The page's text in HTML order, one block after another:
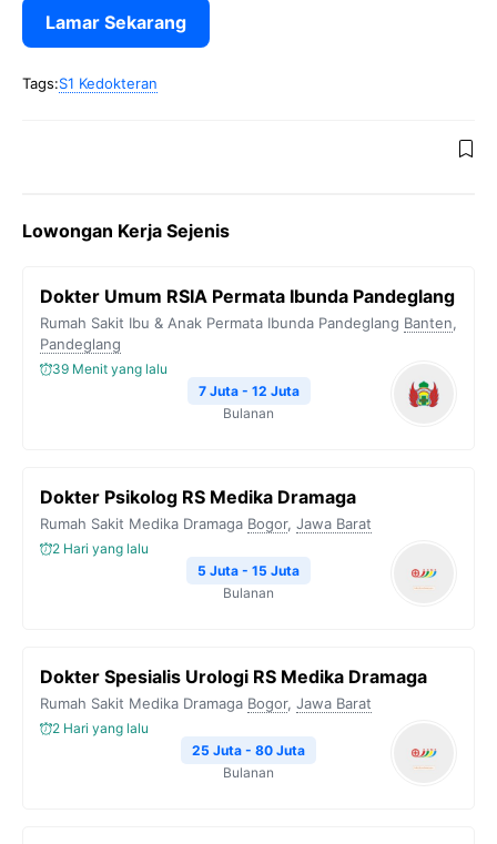
Lamar Sekarang
Tags:S1 Kedokteran
Lowongan Kerja Sejenis
Dokter Umum RSIA Permata Ibunda Pandeglang
Rumah Sakit Ibu & Anak Permata Ibunda Pandeglang Banten,
Pandeglang
39 Menit yang lalu
7 Juta - 12 Juta
Bulanan
Dokter Psikolog RS Medika Dramaga
Rumah Sakit Medika Dramaga Bogor, Jawa Barat
2 Hari yang lalu
5 Juta - 15 Juta
Bulanan
Dokter Spesialis Urologi RS Medika Dramaga
Rumah Sakit Medika Dramaga Bogor, Jawa Barat
2 Hari yang lalu
25 Juta - 80 Juta
Bulanan